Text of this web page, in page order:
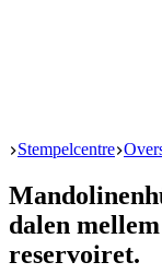
Start
Stempelcentre
dalen
reservoiret.